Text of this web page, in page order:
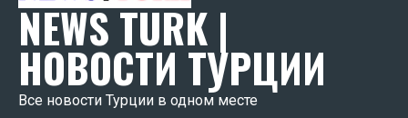
NEWS TURK |
НОВОСТИ ТУРЦИИ
Все новости Турции в одном месте